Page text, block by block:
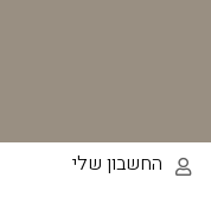
החשבון שלי